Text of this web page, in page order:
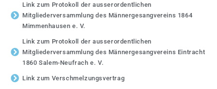
Link zum Protokoll der ausserordentlichen
Mitgliederversammlung des Männergesangvereins 1864
Mimmenhausen e. V.
Link zum Protokoll der ausserordentlichen
Mitgliederversammlung des Männergesangvereins Eintracht
1860 Salem-Neufrach e. V.
Link zum Verschmelzungsvertrag